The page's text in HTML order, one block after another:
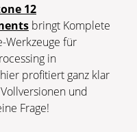
12
bringt Komplete
Werkzeuge für
in
profitiert ganz klar
und
Frage!